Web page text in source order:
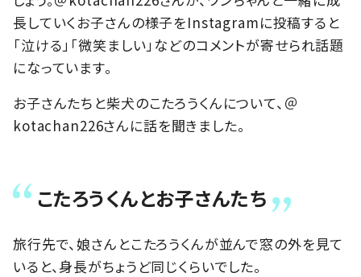
長していくお子さんの様子をInstagramに投稿すると
「泣ける」「微笑ましい」などのコメントが寄せられ話題
になっています。
お子さんたちと柴犬のこたろうくんについて、＠
kotachan226さんに話を聞きました。
こたろうくんとお子さんたち
旅行先で、娘さんとこたろうくんが並んで窓の外を見て
いると、身長がちょうど同じくらいでした。